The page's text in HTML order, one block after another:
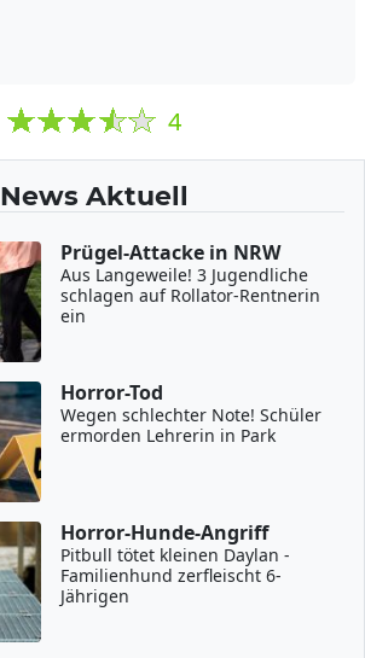
4
News Aktuell
Prügel-Attacke in NRW
Aus Langeweile! 3 Jugendliche
schlagen auf Rollator-Rentnerin
ein
Horror-Tod
Wegen schlechter Note! Schüler
ermorden Lehrerin in Park
Horror-Hunde-Angriff
Pitbull tötet kleinen Daylan -
Familienhund zerfleischt 6-
Jährigen